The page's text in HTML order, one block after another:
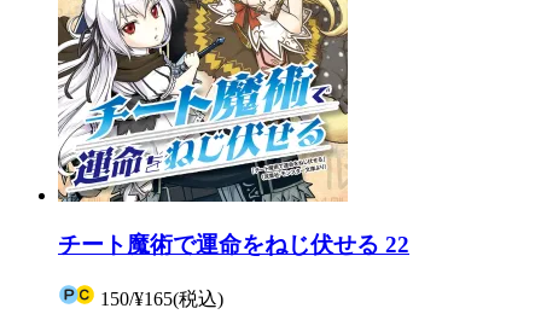
チート魔術で運命をねじ伏せる 22
150/¥165(税込)